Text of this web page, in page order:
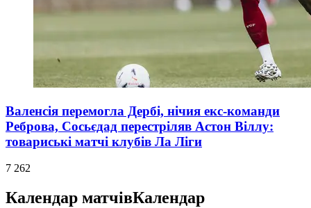
Валенсія перемогла Дербі, нічия екс-команди
Реброва, Сосьєдад перестріляв Астон Віллу:
товариські матчі клубів Ла Ліги
7 262
Календар матчівКалендар